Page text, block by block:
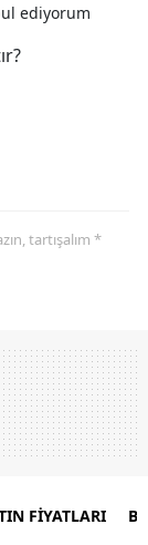
ediyorum
tartışalım *
FİYATLARI